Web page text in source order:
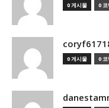
0 게시물 0
0 게시물 0